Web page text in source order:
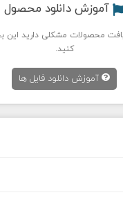
آموزش دانلود محصول
محصولات مشکلی دارید این
کنید.
آموزش دانلود فایل ها